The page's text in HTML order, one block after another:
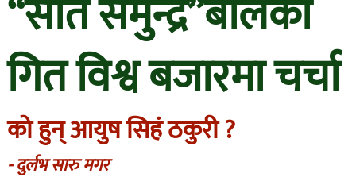
“सात समुन्द्र”बोलको
गित विश्व बजारमा चर्चा
को हुन् आयुष सिहं ठकुरी ?
- दुर्लभ सारु मगर